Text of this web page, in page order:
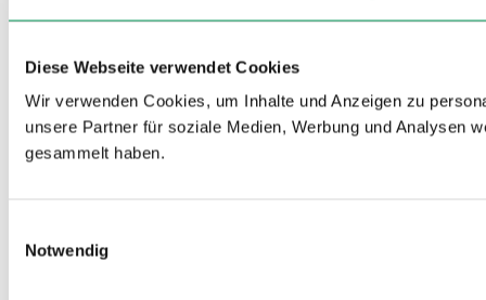
Diese Webseite verwendet Cookies
Wir verwenden Cookies, um Inhalte und Anzeigen zu
unsere Partner für soziale Medien, Werbung und Analysen
gesammelt haben.
Notwendig